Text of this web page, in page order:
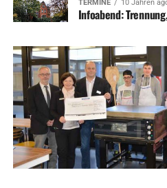
TERMINE 10 Jahren
Infoabend: